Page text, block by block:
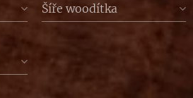
Šíře woodítka